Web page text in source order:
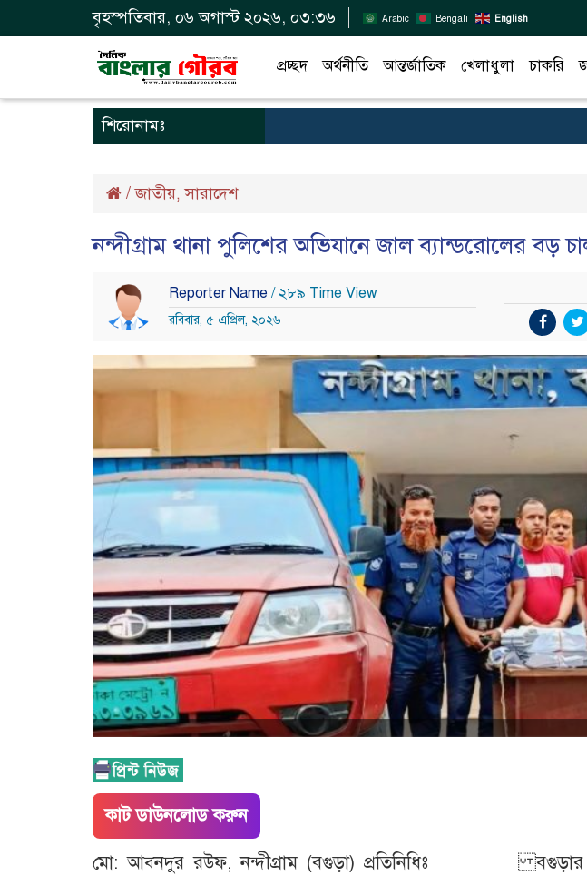
বৃহস্পতিবার, ০৬ অগাস্ট ২০২৬, ০৩:৩৬ Arabic Bengali English
প্রচ্ছদ অর্থনীতি আন্তর্জাতিক খেলাধুলা চাকরি
শিরোনামঃ
/জাতীয়,সারাদেশ
নন্দীগ্রাম থানা পুলিশের অভিযানে জাল ব্যান্ডরোলের বড়
Reporter Name / ২৮৯ Time View
রবিবার, ৫ এপ্রিল, ২০২৬
কাট ডাউনলোড করুন
মো: আব্নদুর রউফ, নন্দীগ্রাম (বগুড়া) প্রতিনিধিঃ বগুড়ার